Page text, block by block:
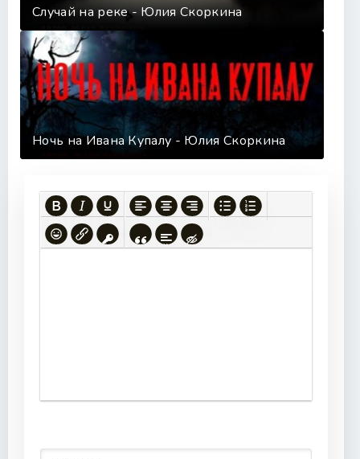
Случай на реке - Юлия Скоркина
Ночь на Ивана Купалу - Юлия Скоркина